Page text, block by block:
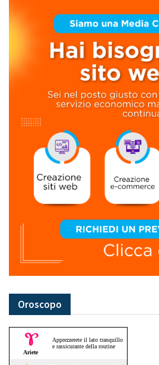
Oroscopo